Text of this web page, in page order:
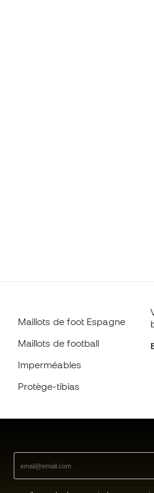
Maillots de foot Espagne
Maillots de football
Imperméables
Protège-tibias